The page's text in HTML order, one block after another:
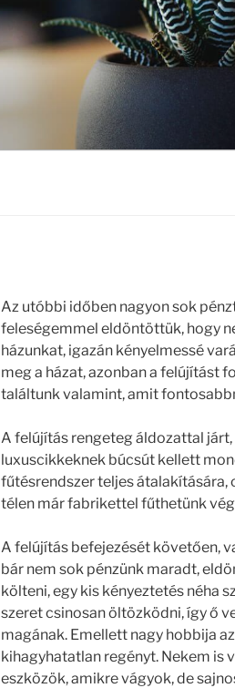
Az utóbbi időben nagyon sok
feleségemmel eldöntöttük, hogy
házunkat, igazán kényelmessé
meg a házat, azonban a felújítást
találtunk valamint, amit
A felújítás rengeteg áldozattal
luxuscikkeknek búcsút kellett
fűtésrendszer teljes átalakítására,
télen már fabrikettel fűthetünk
A felújítás befejezését követően,
bár nem sok pénzünk maradt,
költeni, egy kis kényeztetés néha
szeret csinosan öltözködni, így ő
magának. Emellett nagy hobbija
kihagyhatatlan regényt. Nekem is
eszközök, amikre vágyok, de